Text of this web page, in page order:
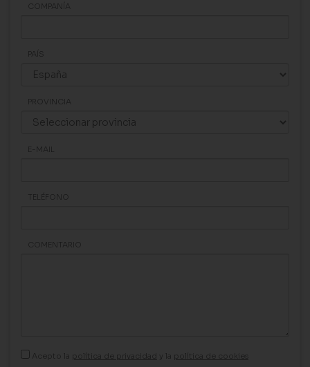
COMPANÍA
PAÍS
PROVINCIA
E-MAIL
TELÉFONO
COMENTARIO
Acepto la política de privacidad y la política de cookies